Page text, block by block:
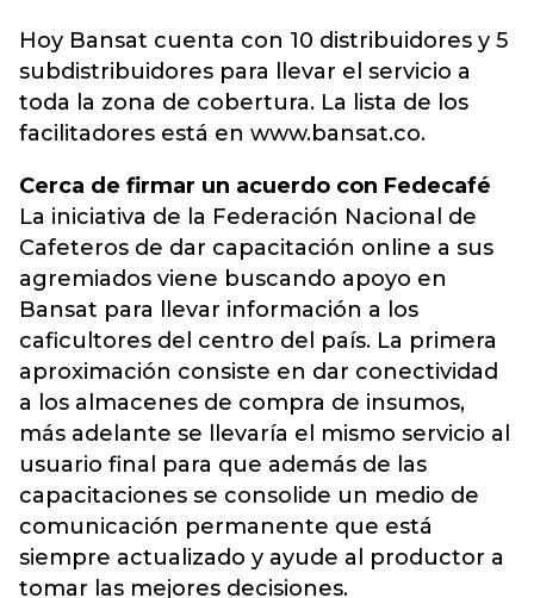
Hoy Bansat cuenta con 10 distribuidores y 5
subdistribuidores para llevar el servicio a
toda la zona de cobertura. La lista de los
facilitadores está en www.bansat.co.
Cerca de firmar un acuerdo con Fedecafé
La iniciativa de la Federación Nacional de
Cafeteros de dar capacitación online a sus
agremiados viene buscando apoyo en
Bansat para llevar información a los
caficultores del centro del país. La primera
aproximación consiste en dar conectividad
a los almacenes de compra de insumos,
más adelante se llevaría el mismo servicio al
usuario final para que además de las
capacitaciones se consolide un medio de
comunicación permanente que está
siempre actualizado y ayude al productor a
tomar las mejores decisiones.